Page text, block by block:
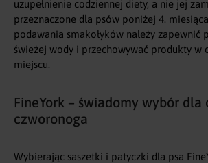
uzupełnienie codziennej diety, a nie jej
przeznaczone dla psów poniżej 4.
podawania smakołyków należy zapewnić
świeżej wody i przechowywać produkty w
miejscu.
FineYork – świadomy wybór dla
czworonoga
Wybierając saszetki i patyczki dla psa